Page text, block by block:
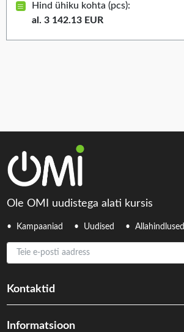
Hind ühiku kohta (pcs):
al. 3 142.13 EUR
Ole OMI uudistega alati kursis
Kampaaniad Uudised Allahindlused
Teie e-posti aadress
Kontaktid
Informatsioon